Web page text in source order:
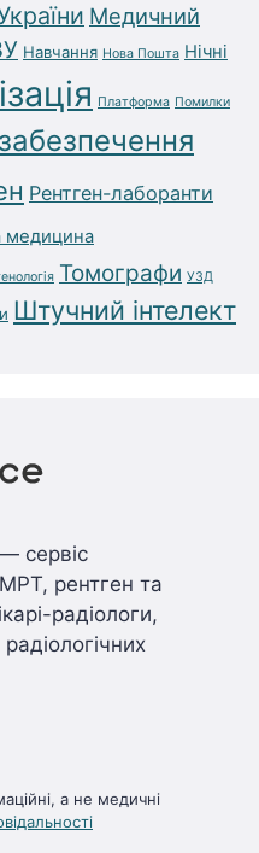
Медичний
Навчання Нова Пошта Нічні
Платформа Помилки
Рентген-лаборанти
медицина
Томографи УЗД
Штучний інтелект
сервіс
рентген та
радіологи,
а не медичні